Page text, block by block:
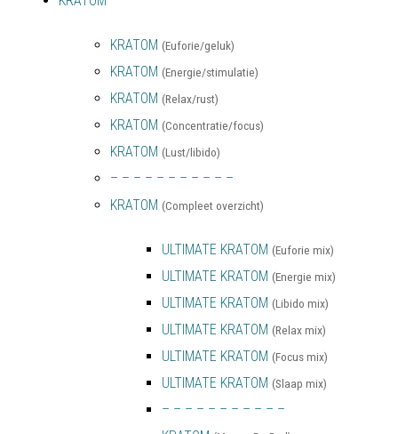
KRATOM (Euforie/geluk)
KRATOM (Energie/stimulatie)
KRATOM (Relax/rust)
KRATOM (Concentratie/focus)
KRATOM (Lust/libido)
– – – – – – – – – – –
KRATOM (Compleet overzicht)
ULTIMATE KRATOM (Euforie mix)
ULTIMATE KRATOM (Energie mix)
ULTIMATE KRATOM (Libido mix)
ULTIMATE KRATOM (Relax mix)
ULTIMATE KRATOM (Focus mix)
ULTIMATE KRATOM (Slaap mix)
– – – – – – – – – – –